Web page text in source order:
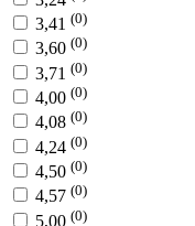
3,41 (0)
3,60 (0)
3,71 (0)
4,00 (0)
4,08 (0)
4,24 (0)
4,50 (0)
4,57 (0)
5,00 (0)